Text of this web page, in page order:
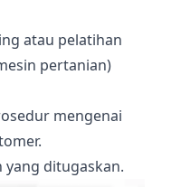
atau pelatihan
pertanian)
mengenai
yang ditugaskan.